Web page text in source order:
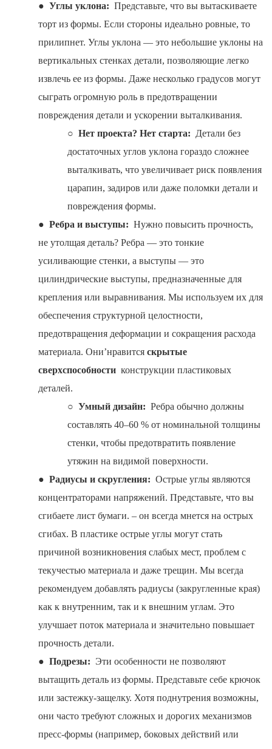
● Углы уклона: Представьте, что вы вытаскиваете
торт из формы. Если стороны идеально ровные, то
прилипнет. Углы уклона — это небольшие уклоны на
вертикальных стенках детали, позволяющие легко
извлечь ее из формы. Даже несколько градусов могут
сыграть огромную роль в предотвращении
повреждения детали и ускорении выталкивания.
○ Нет проекта? Нет старта: Детали без
достаточных углов уклона гораздо сложнее
выталкивать, что увеличивает риск появления
царапин, задиров или даже поломки детали и
повреждения формы.
● Ребра и выступы: Нужно повысить прочность,
не утолщая деталь? Ребра — это тонкие
усиливающие стенки, а выступы — это
цилиндрические выступы, предназначенные для
крепления или выравнивания. Мы используем их для
обеспечения структурной целостности,
предотвращения деформации и сокращения расхода
материала. Они’нравится скрытые
сверхспособности конструкции пластиковых
деталей.
○ Умный дизайн: Ребра обычно должны
составлять 40–60 % от номинальной толщины
стенки, чтобы предотвратить появление
утяжин на видимой поверхности.
● Радиусы и скругления: Острые углы являются
концентраторами напряжений. Представьте, что вы
сгибаете лист бумаги. – он всегда мнется на острых
сгибах. В пластике острые углы могут стать
причиной возникновения слабых мест, проблем с
текучестью материала и даже трещин. Мы всегда
рекомендуем добавлять радиусы (закругленные края)
как к внутренним, так и к внешним углам. Это
улучшает поток материала и значительно повышает
прочность детали.
● Подрезы: Эти особенности не позволяют
вытащить деталь из формы. Представьте себе крючок
или застежку-защелку. Хотя поднутрения возможны,
они часто требуют сложных и дорогих механизмов
пресс-формы (например, боковых действий или